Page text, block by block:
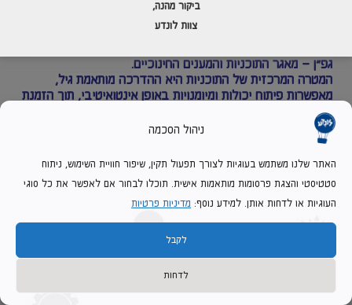
ניהול הסכמה
האתר שלנו משתמש בעוגיות לצורך תפעול תקין, שיפור חוויית השימוש, ניתוח
סטטיסטי והצגת פרסומות מותאמות אישית. תוכלו לבחור אם לאפשר את כל סוגי
העוגיות או לדחות אותן. למידע נוסף: מדיניות פרטיות
לקבל
לדחות
מחלקת החינוך וההדרכה בלונדע מפתחת תוכניות חינוכיות
גפ"ן – מאגר התוכניות והמענים החינוכיים.
המטרה המרכזית של התוכניות היא ההדרכה מותאמת גיל,
מאפשרות פיתוח יכולות ומיומנויות באופן אינטואיטיבי, תוך הזמנת
הילדים להתנסות וחקר.
ההדרכות כוללות למידה התנסותית בנושא הנבחר, הקניית ידע
והפנייה למשחק.
לפניכם רשימת תוכניות במוזיאון , ניתן להעתיק את מספר
התוכנית לשדה החיפוש באתר גפ"ן, לאיתור ממוקד ומהיר .
תקציר התוכנית:
לונדע מוזיאון הילדים, מהווה מרחב ללמידה התנסותית המוביל ערכי מצוינות,
חדשנות, ויצירתיות.
ביקור מהנה,
צוות לונדע